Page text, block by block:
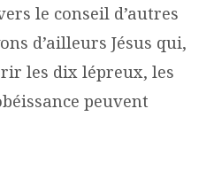
le conseil d’autres
d’ailleurs Jésus qui,
les dix lépreux, les
peuvent